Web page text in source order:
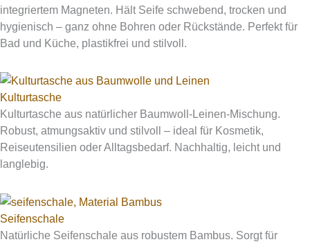
integriertem Magneten. Hält Seife schwebend, trocken und
hygienisch – ganz ohne Bohren oder Rückstände. Perfekt für
Bad und Küche, plastikfrei und stilvoll.
Kulturtasche
Kulturtasche aus natürlicher Baumwoll-Leinen-Mischung.
Robust, atmungsaktiv und stilvoll – ideal für Kosmetik,
Reiseutensilien oder Alltagsbedarf. Nachhaltig, leicht und
langlebig.
Seifenschale
Natürliche Seifenschale aus robustem Bambus. Sorgt für